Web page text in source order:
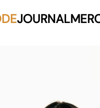
JOURNAL